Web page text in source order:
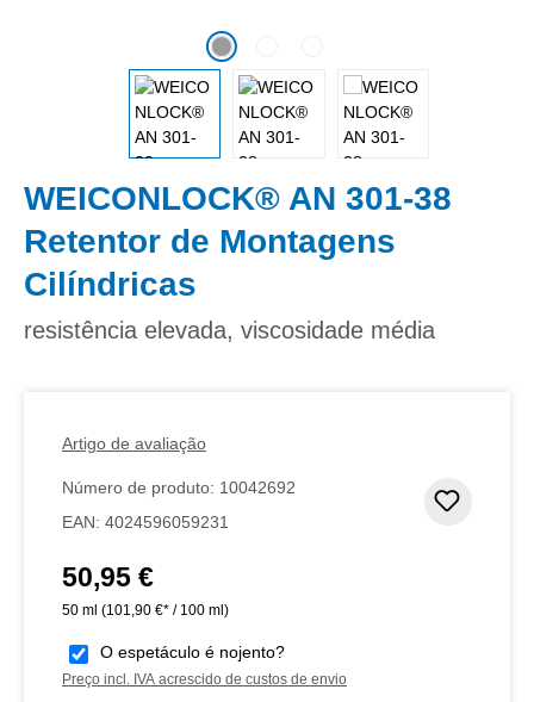
WEICONLOCK® AN 301-38
Retentor de Montagens
Cilíndricas
resistência elevada, viscosidade média
Artigo de avaliação
Número de produto: 10042692
EAN: 4024596059231
Preço normal:
50,95 €
50 ml (101,90 €* / 100 ml)
O espetáculo é nojento?
Preço incl. IVA acrescido de custos de envio